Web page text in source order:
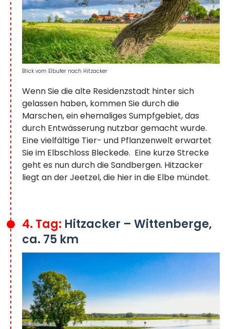
Wenn Sie die alte Residenzstadt hinter sich
gelassen haben, kommen Sie durch die
Marschen, ein ehemaliges Sumpfgebiet, das
durch Entwässerung nutzbar gemacht wurde.
Eine vielfältige Tier- und Pflanzenwelt erwartet
Sie im Elbschloss Bleckede. Eine kurze Strecke
geht es nun durch die Sandbergen. Hitzacker
liegt an der Jeetzel, die hier in die Elbe mündet.
Blick vom Elbufer nach Hitzacker
4. Tag: Hitzacker – Wittenberge,
ca. 75 km